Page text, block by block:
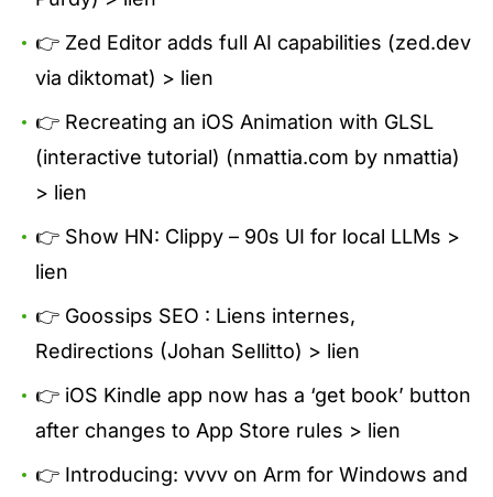
👉 Zed Editor adds full AI capabilities (zed.dev
via diktomat) > lien
👉 Recreating an iOS Animation with GLSL
(interactive tutorial) (nmattia.com by nmattia)
> lien
👉 Show HN: Clippy – 90s UI for local LLMs >
lien
👉 Goossips SEO : Liens internes,
Redirections (Johan Sellitto) > lien
👉 iOS Kindle app now has a ‘get book’ button
after changes to App Store rules > lien
👉 Introducing: vvvv on Arm for Windows and